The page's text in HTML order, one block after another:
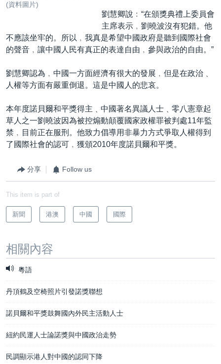
(資料圖片)
劉慧卿說﹕“在頒獎典禮上委員會
主席表示﹐劉曉波沒有犯錯。他
不應該坐牢的。所以﹐我真是希望中國政府是聽到國際社會
的聲音﹐讓中國人民有真正的表達自由﹐參與政治的自由。”
劉慧卿認為﹐中國一方面經濟有很大的發展﹐但是在政治﹑
人權等方面有嚴重倒退。這是中國人的悲哀。
本年度諾貝爾和平獎得主﹑中國著名異議人士﹑零八憲章起
草人之一劉曉波因為被控煽動顛覆國家政權罪被判處11年監
禁﹐目前正在服刑。他致力倡導用非暴力方式爭取人權得到
了國際社會的認可﹐獲頒2010年度諾貝爾和平獎。
分享 Follow us
This item is part of
新聞 港澳 中國 國際
相關內容
粵語
丹頂鶴及空椅照片引發諾獎聯想
諾貝爾和平獎鼓舞國內外民主活動人士
紐約民運人士論諾獎與中國政治走勢
民調顯示港人對中國的認同下降